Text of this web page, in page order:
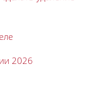
2026